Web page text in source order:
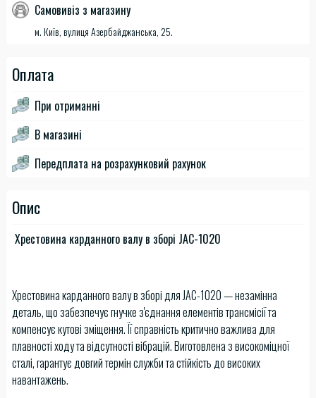
Самовивіз з магазину
м. Київ, вулиця Азербайджанська, 25.
Оплата
При отриманні
В магазині
Передплата на розрахунковий рахунок
Опис
Хрестовина карданного валу в зборі JAC-1020
Хрестовина карданного валу в зборі для JAC-1020 — незамінна
деталь, що забезпечує гнучке з'єднання елементів трансмісії та
компенсує кутові зміщення. Її справність критично важлива для
плавності ходу та відсутності вібрацій. Виготовлена з високоміцної
сталі, гарантує довгий термін служби та стійкість до високих
навантажень.